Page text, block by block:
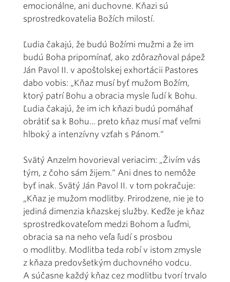
emocionálne, ani duchovne. Kňazi sú
sprostredkovatelia Božích milostí.
Ľudia čakajú, že budú Božími mužmi a že im
budú Boha pripomínať, ako zdôrazňoval pápež
Ján Pavol II. v apoštolskej exhortácii Pastores
dabo vobis: „Kňaz musí byť mužom Božím,
ktorý patrí Bohu a obracia mysle ľudí k Bohu.
Ľudia čakajú, že im ich kňazi budú pomáhať
obrátiť sa k Bohu... preto kňaz musí mať veľmi
hlboký a intenzívny vzťah s Pánom.“
Svätý Anzelm hovorieval veriacim: „Živím vás
tým, z čoho sám žijem.“ Ani dnes to nemôže
byť inak. Svätý Ján Pavol II. v tom pokračuje:
„Kňaz je mužom modlitby. Prirodzene, nie je to
jediná dimenzia kňazskej služby. Keďže je kňaz
sprostredkovateľom medzi Bohom a ľuďmi,
obracia sa na neho veľa ľudí s prosbou
o modlitby. Modlitba teda robí v istom zmysle
z kňaza predovšetkým duchovného vodcu.
A súčasne každý kňaz cez modlitbu tvorí trvalo